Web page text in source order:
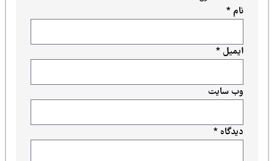
دیدگاه*
ایمیل*
وب‌ سایت